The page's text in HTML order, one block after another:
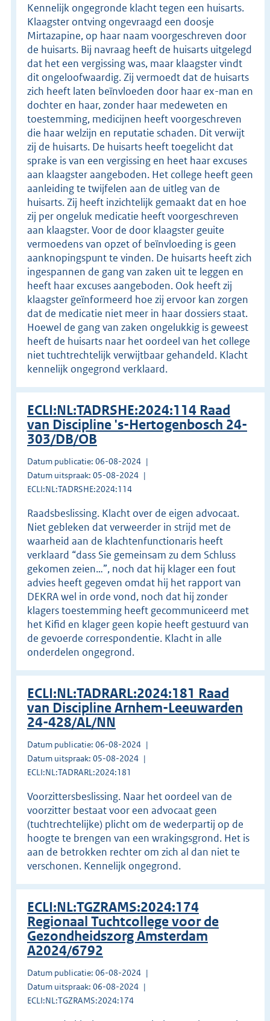
Kennelijk ongegronde klacht tegen een huisarts.
Klaagster ontving ongevraagd een doosje
Mirtazapine, op haar naam voorgeschreven door
de huisarts. Bij navraag heeft de huisarts uitgelegd
dat het een vergissing was, maar klaagster vindt
dit ongeloofwaardig. Zij vermoedt dat de huisarts
zich heeft laten beïnvloeden door haar ex-man en
dochter en haar, zonder haar medeweten en
toestemming, medicijnen heeft voorgeschreven
die haar welzijn en reputatie schaden. Dit verwijt
zij de huisarts. De huisarts heeft toegelicht dat
sprake is van een vergissing en heet haar excuses
aan klaagster aangeboden. Het college heeft geen
aanleiding te twijfelen aan de uitleg van de
huisarts. Zij heeft inzichtelijk gemaakt dat en hoe
zij per ongeluk medicatie heeft voorgeschreven
aan klaagster. Voor de door klaagster geuite
vermoedens van opzet of beïnvloeding is geen
aanknopingspunt te vinden. De huisarts heeft zich
ingespannen de gang van zaken uit te leggen en
heeft haar excuses aangeboden. Ook heeft zij
klaagster geïnformeerd hoe zij ervoor kan zorgen
dat de medicatie niet meer in haar dossiers staat.
Hoewel de gang van zaken ongelukkig is geweest
heeft de huisarts naar het oordeel van het college
niet tuchtrechtelijk verwijtbaar gehandeld. Klacht
kennelijk ongegrond verklaard.
ECLI:NL:TADRSHE:2024:114 Raad
van Discipline 's-Hertogenbosch 24-
303/DB/OB
Datum publicatie: 06-08-2024
Datum uitspraak: 05-08-2024
ECLI:NL:TADRSHE:2024:114
Raadsbeslissing. Klacht over de eigen advocaat.
Niet gebleken dat verweerder in strijd met de
waarheid aan de klachtenfunctionaris heeft
verklaard “dass Sie gemeinsam zu dem Schluss
gekomen zeien…”, noch dat hij klager een fout
advies heeft gegeven omdat hij het rapport van
DEKRA wel in orde vond, noch dat hij zonder
klagers toestemming heeft gecommuniceerd met
het Kifid en klager geen kopie heeft gestuurd van
de gevoerde correspondentie. Klacht in alle
onderdelen ongegrond.
ECLI:NL:TADRARL:2024:181 Raad
van Discipline Arnhem-Leeuwarden
24-428/AL/NN
Datum publicatie: 06-08-2024
Datum uitspraak: 05-08-2024
ECLI:NL:TADRARL:2024:181
Voorzittersbeslissing. Naar het oordeel van de
voorzitter bestaat voor een advocaat geen
(tuchtrechtelijke) plicht om de wederpartij op de
hoogte te brengen van een wrakingsgrond. Het is
aan de betrokken rechter om zich al dan niet te
verschonen. Kennelijk ongegrond.
ECLI:NL:TGZRAMS:2024:174
Regionaal Tuchtcollege voor de
Gezondheidszorg Amsterdam
A2024/6792
Datum publicatie: 06-08-2024
Datum uitspraak: 06-08-2024
ECLI:NL:TGZRAMS:2024:174